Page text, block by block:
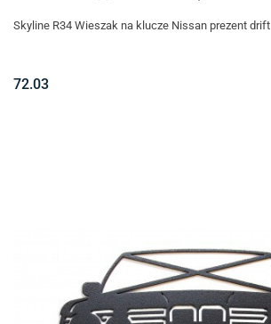
Skyline R34 Wieszak na klucze Nissan prezent drift
72.03